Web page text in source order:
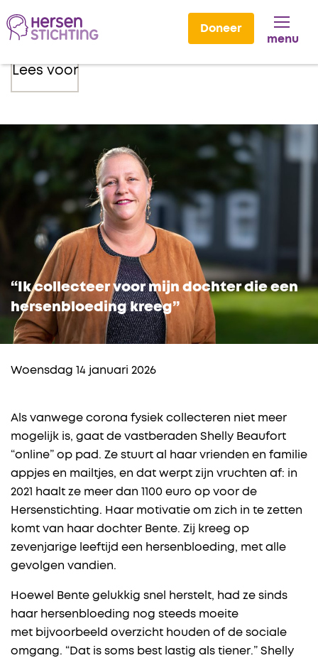
Doneer
menu
Lees voor
“Ik collecteer voor mijn dochter die een
hersenbloeding kreeg”
Woensdag 14 januari 2026
Als vanwege corona fysiek collecteren niet meer
mogelijk is, gaat de vastberaden Shelly Beaufort
“online” op pad. Ze stuurt al haar vrienden en familie
appjes en mailtjes, en dat werpt zijn vruchten af: in
2021 haalt ze meer dan 1100 euro op voor de
Hersenstichting. Haar motivatie om zich in te zetten
komt van haar dochter Bente. Zij kreeg op
zevenjarige leeftijd een hersenbloeding, met alle
gevolgen vandien.
Hoewel Bente gelukkig snel herstelt, had ze sinds
haar hersenbloeding nog steeds moeite
met bijvoorbeeld overzicht houden of de sociale
omgang. “Dat is soms best lastig als tiener.” Shelly